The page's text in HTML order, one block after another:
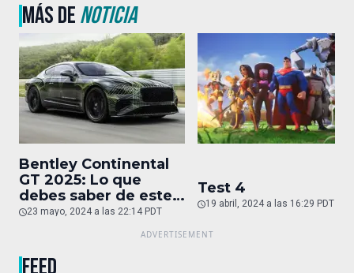
MÁS DENOTICIA
Bentley Continental
GT 2025: Lo que
debes saber de este
auto de superlujo
23 mayo, 2024 a las 22:14 PDT
Test 4
19 abril, 2024 a las 16:29 PDT
FEED